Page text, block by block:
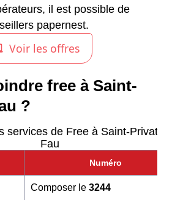
il est possible de
papernest.
free à Saint-
?
services de Free à Saint-Privat-
Fau
Numéro
Composer le 3244